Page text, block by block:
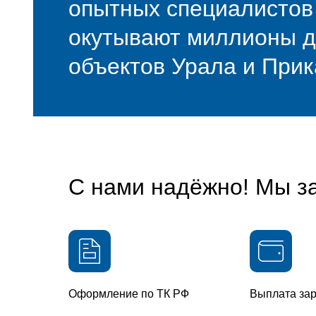
опытных
окутывают миллионы
объектов Урала и
С нами надёжно! Мы
Оформление по ТК РФ Выплата